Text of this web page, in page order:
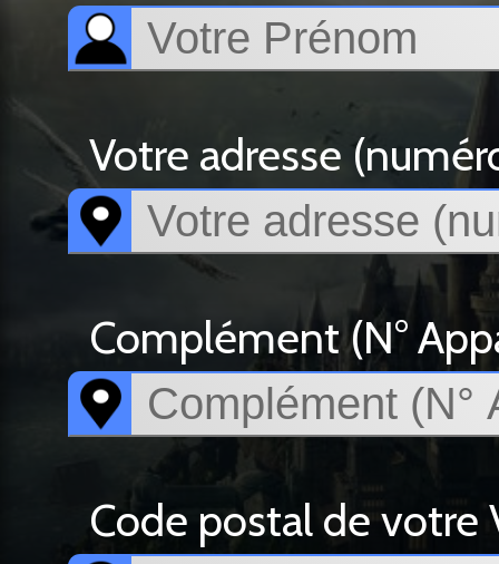
Votre adresse
Complément (N°
Code postal de votre